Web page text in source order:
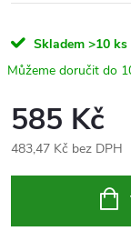
Skladem >10 ks
585 Kč
483,47 Kč bez DPH